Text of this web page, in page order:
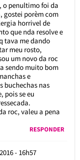
o penultimo foi da
gostei porèm com
horrivel de
que nda resolve e
tava me dando
meu rosto,
um novo da roc
sendo muito bom
e
buchechas nas
pois se eu
roc, valeu a pena
RESPONDER
- 16h57